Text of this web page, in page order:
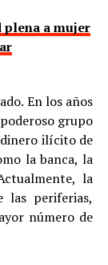
a mujer
En los años
grupo
ilícito de
la banca, la
la
las periferias,
número de